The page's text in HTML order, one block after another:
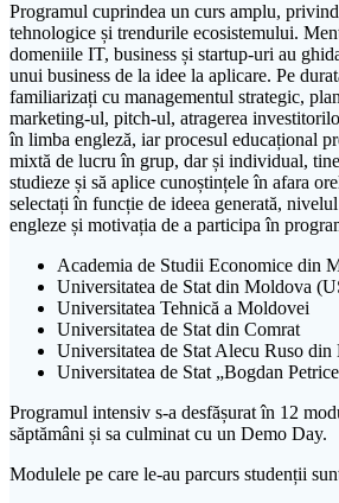
Programul cuprindea un curs amplu,
tehnologice și trendurile ecosistemului.
domeniile IT, business și startup-uri au
unui business de la idee la aplicare. Pe
familiarizați cu managementul strategic,
marketing-ul, pitch-ul, atragerea
în limba engleză, iar procesul educațional
mixtă de lucru în grup, dar și individual,
studieze și să aplice cunoștințele în afara
selectați în funcție de ideea generată,
engleze și motivația de a participa în
Academia de Studii Economice din
Universitatea de Stat din Moldova
Universitatea Tehnică a Moldovei
Universitatea de Stat din Comrat
Universitatea de Stat Alecu Ruso din
Universitatea de Stat „Bogdan
Programul intensiv s-a desfășurat în 12
săptămâni și sa culminat cu un Demo Day.
Modulele pe care le-au parcurs studenții